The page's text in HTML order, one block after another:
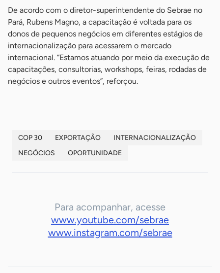
De acordo com o diretor-superintendente do Sebrae no
Pará, Rubens Magno, a capacitação é voltada para os
donos de pequenos negócios em diferentes estágios de
internacionalização para acessarem o mercado
internacional. “Estamos atuando por meio da execução de
capacitações, consultorias, workshops, feiras, rodadas de
negócios e outros eventos”, reforçou.
COP 30 EXPORTAÇÃO
INTERNACIONALIZAÇÃO
NEGÓCIOS
OPORTUNIDADE
Para acompanhar, acesse
www.youtube.com/sebrae
www.instagram.com/sebrae